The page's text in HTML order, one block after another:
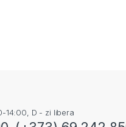
14:00, D - zi libera